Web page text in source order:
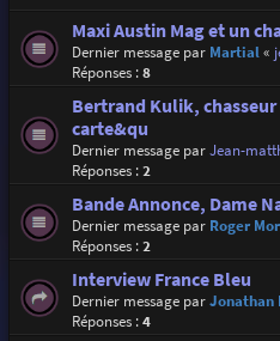
Maxi Austin Mag et un
Dernier message par Martial«
Réponses :8
Bertrand Kulik,
carte&qu
Dernier message parJean-
Réponses :2
Bande Annonce, Dame
Dernier message par Roger
Réponses :2
Interview France Bleu
Dernier message parJonathan
Réponses :4